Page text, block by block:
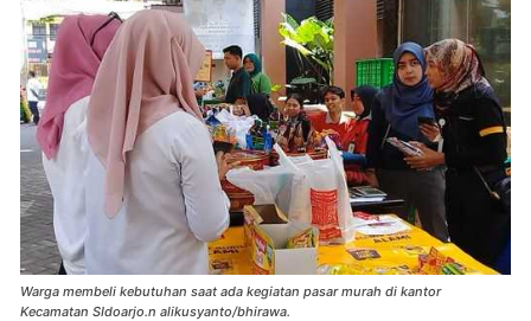
Warga membeli kebutuhan saat ada kegiatan pasar murah di kantor
Kecamatan SIdoarjo.n alikusyanto/bhirawa.